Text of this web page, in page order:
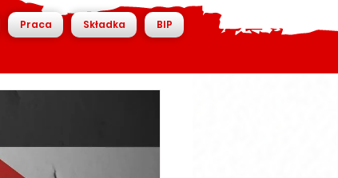
Praca Składka BIP